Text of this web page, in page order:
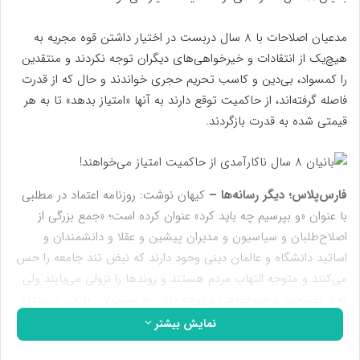
مدعیان اصلاحات با 8 سال دربست در اختیار داشتن قوه مجریه به
هیچ‌یک از انتقادات و خیرخواهی‌های دیگران توجه نکردند و منتقدین
را کم‎سواد، بی‌دین و کاسب تحریم حجری خواندند و حال که از قدرت
فاصله گرفته‌اند، از حاکمیت توقع دارند به آنها «امتیاز بدهد» تا به هر
قیمتی شده به قدرت بازگردند.
فارس‌پلاس؛ دیگر رسانه‌ها – کیهان نوشت: روزنامه اعتماد در مطلبی
با عنوان «و بپرسیم چه باید کرد» عنوان کرده است؛ «جمع بزرگی از
اصلاح‌طلبان و سیاسیون و مدیران پیشین و عقلا و دانشمندان و
اساتید دانشگاه و عالمان دینی وجود دارند که نبض تند جامعه را حس
می‌کنند و متوجه التهاب مردم هستند و روندها را نزولی می‌یابند ولی
و نه قدرتی دارند که دستی برآورند و کاری بکنند.
نمایش بیشتر